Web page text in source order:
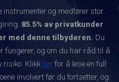
instrumenter og medfører stor
85.5% av privatkunder
med denne tilbyderen. Du
fungerer, og om du har råd til å
risiko. Klikk her for å lese en full
involvert før du fortsetter, og